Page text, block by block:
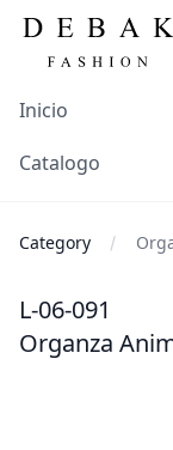
Inicio
Catalogo
Category
L-06-091
Organza